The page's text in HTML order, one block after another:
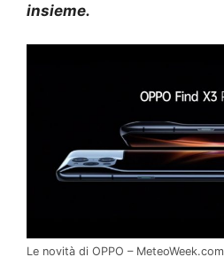
insieme.
Le novità di OPPO – MeteoWeek.com